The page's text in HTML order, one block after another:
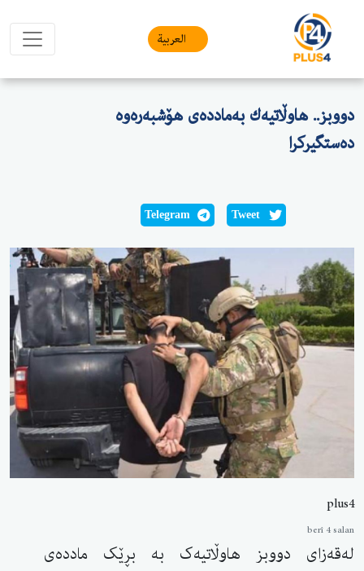
العربیة
دووبز.. هاوڵاتیه‌ك به‌مادده‌ی هۆشبه‌ره‌وه‌
ده‌ستگیركرا
Tweet
Telegram
plus4
berî 4 salan
لەقەزای دووبز هاوڵاتیەک بە بڕێک ماددەی